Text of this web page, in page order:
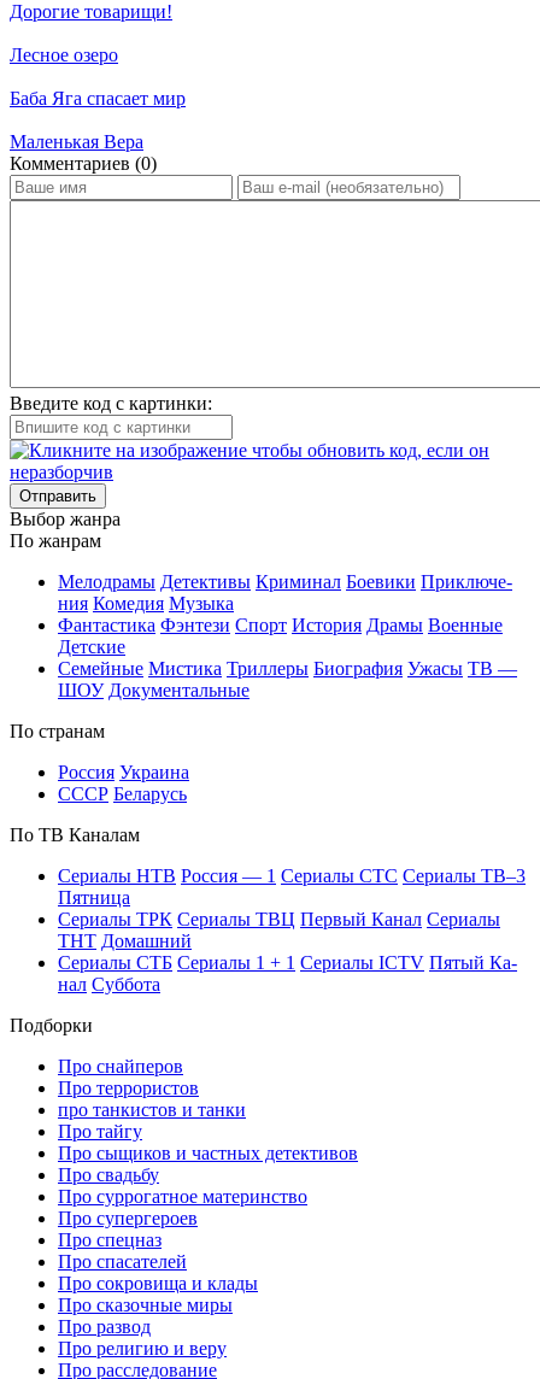
Дорогие товарищи!
Лесное озеро
Баба Яга спасает мир
Маленькая Вера
Ком­мен­та­ри­ев (0)
Введите код с картинки:
Отправить
Вы­бор жан­ра
По жан­рам
Ме­ло­дра­мы Де­тек­ти­вы Кри­ми­нал Бое­ви­ки При­клю­че­
ния Ко­ме­дия Му­зы­ка
Фан­та­сти­ка Фэн­те­зи Спорт Ис­то­рия Дра­мы Во­ен­ные
Дет­ские
Се­мей­ные Мис­ти­ка Трил­ле­ры Био­гра­фия Ужа­сы ТВ —
ШОУ До­ку­мен­таль­ные
По стра­нам
Рос­сия Ук­раи­на
СССР Бе­ла­русь
По ТВ Ка­на­лам
Се­риа­лы НТВ Рос­сия — 1 Се­риа­лы СТС Се­риа­лы ТВ–3
Пят­ни­ца
Се­риа­лы ТРК Се­риа­лы ТВЦ Пер­вый Ка­нал Се­риа­лы
ТНТ До­маш­ний
Се­риа­лы СТБ Се­риа­лы 1 + 1 Се­риа­лы ICTV Пя­тый Ка­
нал Суб­бо­та
Подборки
Про снайперов
Про террористов
про танкистов и танки
Про тайгу
Про сыщиков и частных детективов
Про свадьбу
Про суррогатное материнство
Про супергероев
Про спецназ
Про спасателей
Про сокровища и клады
Про сказочные миры
Про развод
Про религию и веру
Про расследование